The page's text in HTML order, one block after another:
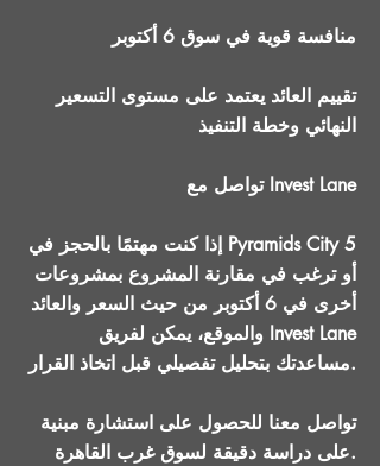
منافسة قوية في سوق 6 أكتوبر
تقييم العائد يعتمد على مستوى التسعير
النهائي وخطة التنفيذ
تواصل مع Invest Lane
إذا كنت مهتمًا بالحجز في Pyramids City 5
أو ترغب في مقارنة المشروع بمشروعات
أخرى في 6 أكتوبر من حيث السعر والعائد
والموقع، يمكن لفريق Invest Lane
مساعدتك بتحليل تفصيلي قبل اتخاذ القرار.
تواصل معنا للحصول على استشارة مبنية
على دراسة دقيقة لسوق غرب القاهرة.